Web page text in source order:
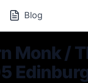
Blog
Monk /